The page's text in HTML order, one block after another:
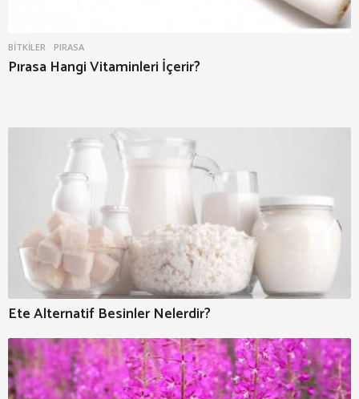
BITKILER PIRASA
Pırasa Hangi Vitaminleri İçerir?
Ete Alternatif Besinler Nelerdir?